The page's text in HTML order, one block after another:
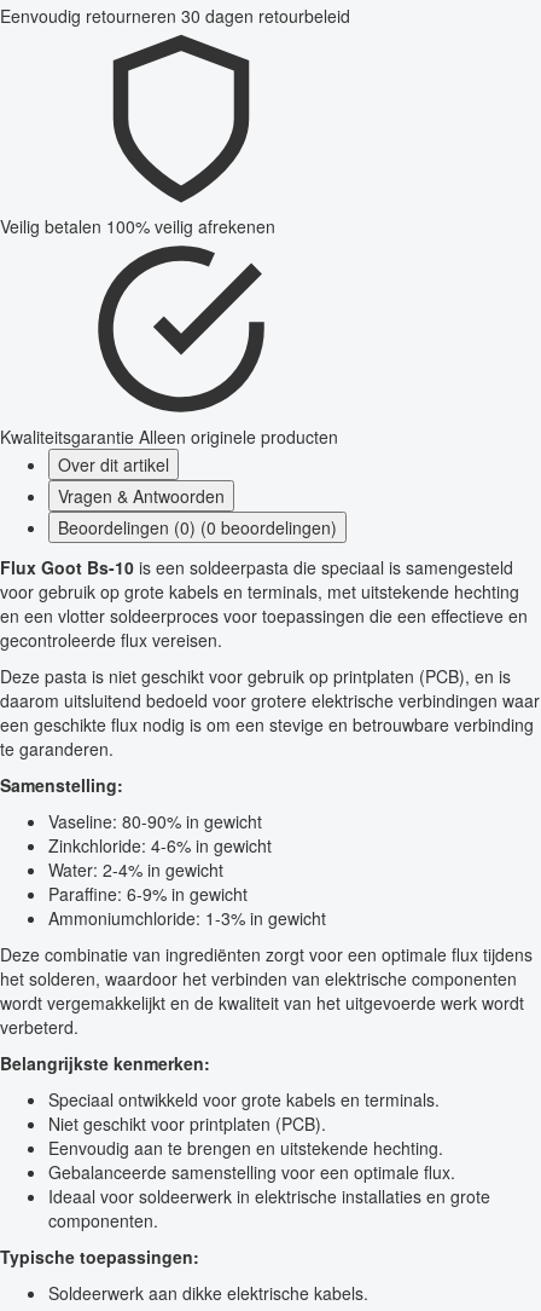
Eenvoudig retourneren 30 dagen retourbeleid
Veilig betalen 100% veilig afrekenen
Kwaliteitsgarantie Alleen originele producten
Over dit artikel
Vragen & Antwoorden
Beoordelingen (0) (0 beoordelingen)
Flux Goot Bs-10 is een soldeerpasta die speciaal is samengesteld
voor gebruik op grote kabels en terminals, met uitstekende hechting
en een vlotter soldeerproces voor toepassingen die een effectieve en
gecontroleerde flux vereisen.
Deze pasta is niet geschikt voor gebruik op printplaten (PCB), en is
daarom uitsluitend bedoeld voor grotere elektrische verbindingen waar
een geschikte flux nodig is om een stevige en betrouwbare verbinding
te garanderen.
Samenstelling:
Vaseline: 80-90% in gewicht
Zinkchloride: 4-6% in gewicht
Water: 2-4% in gewicht
Paraffine: 6-9% in gewicht
Ammoniumchloride: 1-3% in gewicht
Deze combinatie van ingrediënten zorgt voor een optimale flux tijdens
het solderen, waardoor het verbinden van elektrische componenten
wordt vergemakkelijkt en de kwaliteit van het uitgevoerde werk wordt
verbeterd.
Belangrijkste kenmerken:
Speciaal ontwikkeld voor grote kabels en terminals.
Niet geschikt voor printplaten (PCB).
Eenvoudig aan te brengen en uitstekende hechting.
Gebalanceerde samenstelling voor een optimale flux.
Ideaal voor soldeerwerk in elektrische installaties en grote
componenten.
Typische toepassingen:
Soldeerwerk aan dikke elektrische kabels.